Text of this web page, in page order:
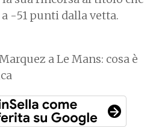
-51 punti dalla vetta.
a Le Mans: cosa è